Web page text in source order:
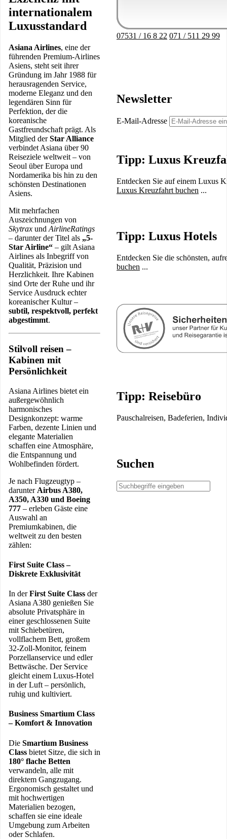
internationalem
Luxusstandard
Asiana Airlines, eine der
führenden Premium-Airlines
Asiens, steht seit ihrer
Gründung im Jahr 1988 für
herausragenden Service,
moderne Eleganz und den
legendären Sinn für
Perfektion, der die
koreanische
Gastfreundschaft prägt. Als
Mitglied derStar Alliance
verbindet Asiana über 90
Reiseziele weltweit – von
Seoul über Europa und
Nordamerika bis hin zu den
schönsten Destinationen
Asiens.
Mit mehrfachen
Auszeichnungen von
Skytrax und AirlineRatings
– darunter der Titel als „5-
Star Airline“ – gilt Asiana
Airlines als Inbegriff von
Qualität, Präzision und
Herzlichkeit. Ihre Kabinen
sind Orte der Ruhe und ihr
Service Ausdruck echter
koreanischer Kultur –
subtil, respektvoll, perfekt
abgestimmt.
Stilvoll reisen –
Kabinen mit
Persönlichkeit
Asiana Airlines bietet ein
außergewöhnlich
harmonisches
Designkonzept: warme
Farben, dezente Linien und
elegante Materialien
schaffen eine Atmosphäre,
die Entspannung und
Wohlbefinden fördert.
Je nach Flugzeugtyp –
darunter Airbus A380,
A350, A330 und Boeing
777 – erleben Gäste eine
Auswahl an
Premiumkabinen, die
weltweit zu den besten
zählen:
First Suite Class–
Diskrete Exklusivität
In derFirst Suite Class der
Asiana A380 genießen Sie
absolute Privatsphäre in
einer geschlossenen Suite
mit Schiebetüren,
vollflachem Bett, großem
32-Zoll-Monitor, feinem
Porzellanservice und edler
Bettwäsche. Der Service
gleicht einem Luxus-Hotel
in der Luft – persönlich,
ruhig und kultiviert.
Business Smartium Class
– Komfort & Innovation
Die Smartium Business
Class bietet Sitze, die sich in
180° flache Betten
verwandeln, alle mit
direktem Gangzugang.
Ergonomisch gestaltet und
mit hochwertigen
Materialien bezogen,
schaffen sie eine ideale
Umgebung zum Arbeiten
oder Schlafen.
07531 / 16 8 22 071 / 511 29 99
Newsletter
E-Mail-Adresse
Tipp: Luxus
Entdecken Sie auf einem Luxus
Luxus Kreuzfahrt buchen ...
Tipp: Luxus Hotels
Entdecken Sie die schönsten,
buchen ...
Tipp: Reisebüro
Pauschalreisen, Badeferien,
Suchen